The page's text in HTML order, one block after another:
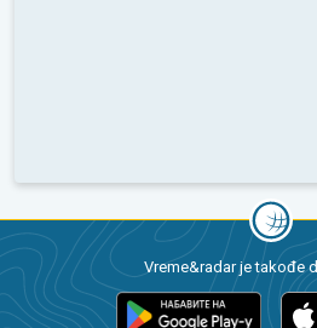
Vreme&radar je takođe